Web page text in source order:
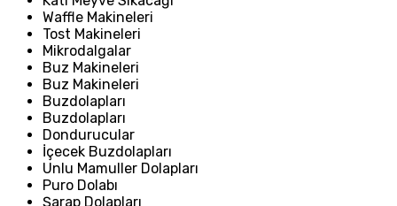
Waffle Makineleri
Tost Makineleri
Mikrodalgalar
Buz Makineleri
Buz Makineleri
Buzdolapları
Buzdolapları
Dondurucular
İçecek Buzdolapları
Unlu Mamuller Dolapları
Puro Dolabı
Şarap Dolapları